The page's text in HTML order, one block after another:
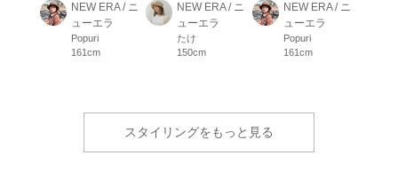
NEW ERA / ニ
ューエラ
Popuri
161cm
NEW ERA / ニ
ューエラ
たけ
150cm
NEW ERA / ニ
ューエラ
Popuri
161cm
スタイリングをもっと見る